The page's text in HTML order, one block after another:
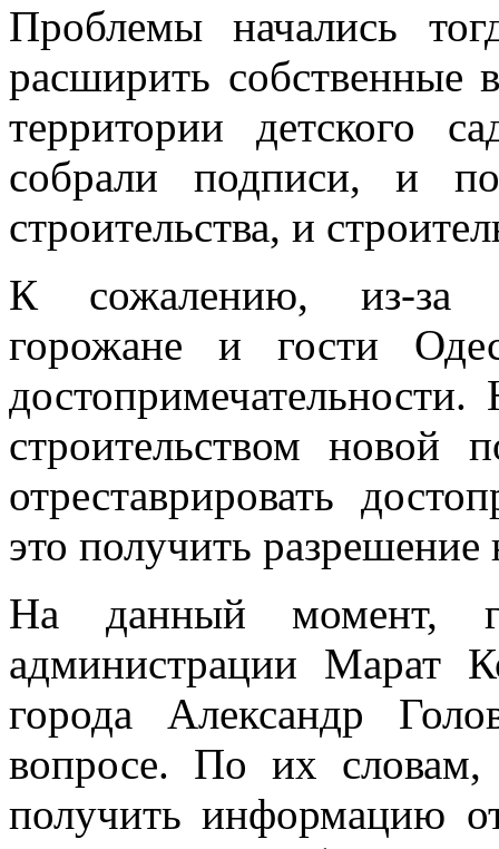
Проблемы начались
расширить собственные
территории детского
собрали подписи, и
строительства, и
К сожалению, из-за
горожане и гости
строительством новой
отреставрировать
это получить
На данный момент,
администрации Марат
города Александр
вопросе. По их
получить информацию